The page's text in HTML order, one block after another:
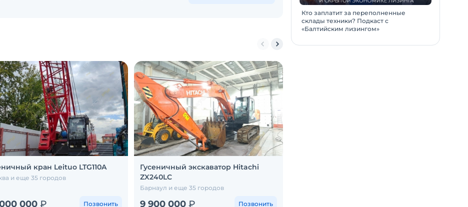
кран Leituo LTG110A
и еще 35 городов
000 ₽ Позвонить
Гусеничный экскаватор Hitachi
ZX240LC
Барнаул и еще 35 городов
9 900 000 ₽ Позвонить
Кто заплатит за переполненные
склады техники? Подкаст с
«Балтийским лизингом»